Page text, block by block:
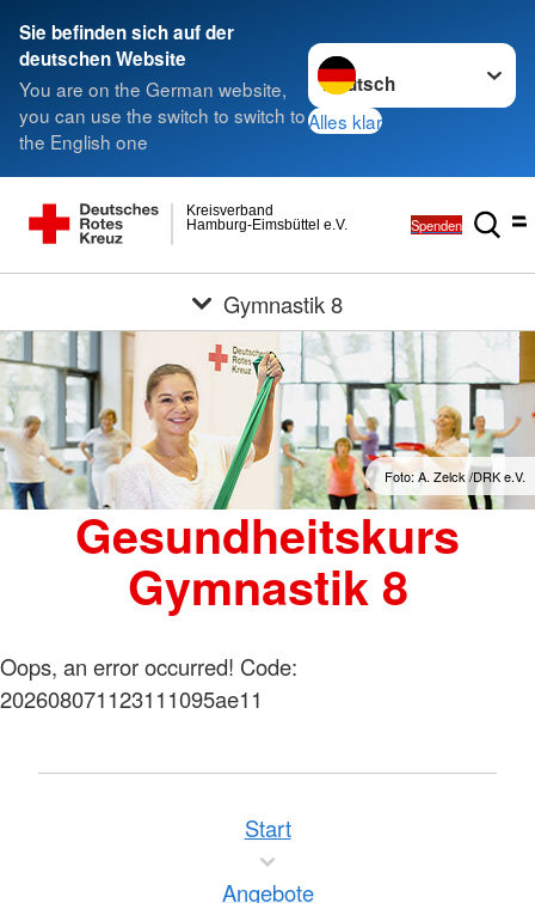
Sie befinden sich auf der
deutschen Website
You are on the German website,
you can use the switch to switch to
the English one
Sprache wechseln zu
Alles klar
Hamburg-Eimsbüttel e.V.
Kreisverband
Spenden
Gymnastik 8
Foto: A. Zelck /DRK e.V.
Gesundheitskurs
Gymnastik 8
Oops, an error occurred! Code:
202608071123111095ae11
Start
Angebote